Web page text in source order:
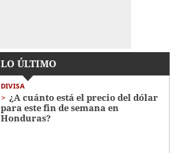
LO ÚLTIMO
DIVISA
¿A cuánto está el precio del dólar
para este fin de semana en
Honduras?